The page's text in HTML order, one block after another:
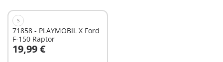
S
71858 - PLAYMOBIL X Ford
F-150 Raptor
19,99 €
A la cesta